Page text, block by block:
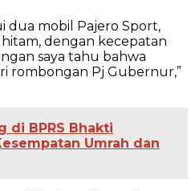
dua mobil Pajero Sport,
dengan kecepatan
saya tahu bahwa
rombongan Pj Gubernur,”
di BPRS Bhakti
Umrah dan